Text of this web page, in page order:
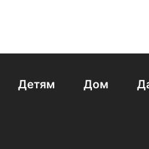
Детям Дом